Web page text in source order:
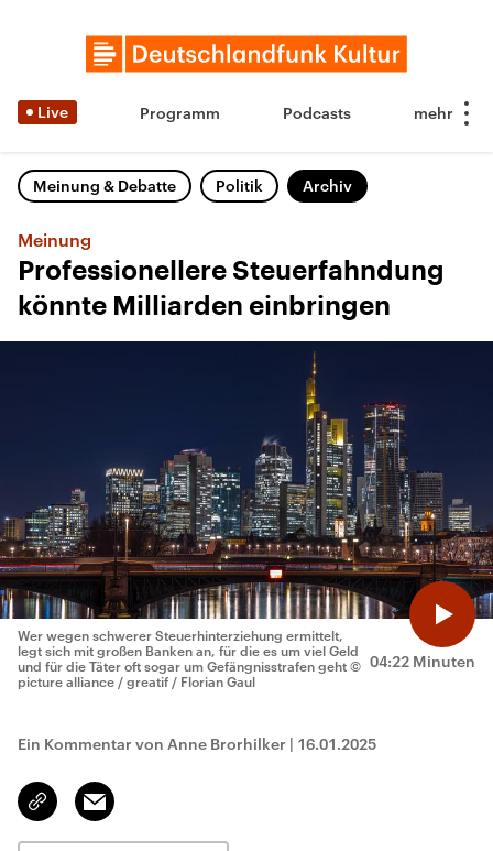
Live Programm Podcasts
Meinung & Debatte Politik Archiv
Meinung
Professionellere Steuerfahndung
könnte Milliarden einbringen
04:22 Minuten
Wer wegen schwerer Steuerhinterziehung ermittelt,
legt sich mit großen Banken an, für die es um viel Geld
und für die Täter oft sogar um Gefängnisstrafen geht ©
picture alliance / greatif / Florian Gaul
Ein Kommentar von Anne Brorhilker | 16.01.2025
Link
kopieren/teilen
Email